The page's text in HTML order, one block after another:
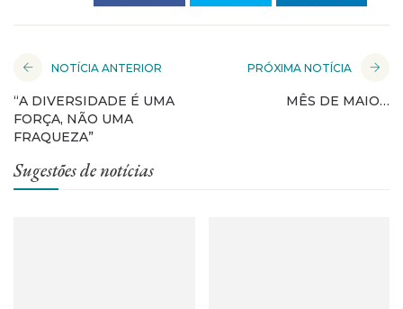
NOTÍCIA ANTERIOR
“A DIVERSIDADE É UMA
FORÇA, NÃO UMA
FRAQUEZA”
PRÓXIMA NOTÍCIA
MÊS DE MAIO…
Sugestões de notícias